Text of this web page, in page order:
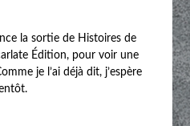
la sortie de Histoires de
Édition, pour voir une
je l’ai déjà dit, j’espère